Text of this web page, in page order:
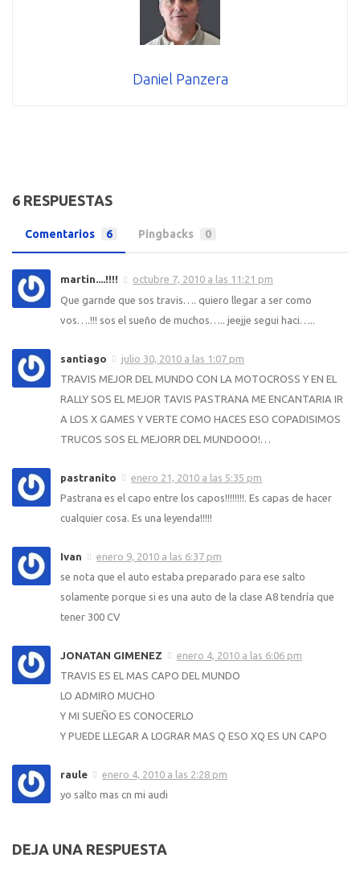
Daniel Panzera
6 RESPUESTAS
Comentarios 6 Pingbacks 0
martin....!!!!
octubre 7, 2010 a las 11:21 pm
Que garnde que sos travis…. quiero llegar a ser como
vos….!!! sos el sueño de muchos….. jeejje segui haci…..
santiago
julio 30, 2010 a las 1:07 pm
TRAVIS MEJOR DEL MUNDO CON LA MOTOCROSS Y EN EL
RALLY SOS EL MEJOR TAVIS PASTRANA ME ENCANTARIA IR
A LOS X GAMES Y VERTE COMO HACES ESO COPADISIMOS
TRUCOS SOS EL MEJORR DEL MUNDOOO!…
pastranito
enero 21, 2010 a las 5:35 pm
Pastrana es el capo entre los capos!!!!!!!!. Es capas de hacer
cualquier cosa. Es una leyenda!!!!!
Ivan
enero 9, 2010 a las 6:37 pm
se nota que el auto estaba preparado para ese salto
solamente porque si es una auto de la clase A8 tendrí­a que
tener 300 CV
JONATAN GIMENEZ
enero 4, 2010 a las 6:06 pm
TRAVIS ES EL MAS CAPO DEL MUNDO
LO ADMIRO MUCHO
Y MI SUEÑO ES CONOCERLO
Y PUEDE LLEGAR A LOGRAR MAS Q ESO XQ ES UN CAPO
raule
enero 4, 2010 a las 2:28 pm
yo salto mas cn mi audi
DEJA UNA RESPUESTA